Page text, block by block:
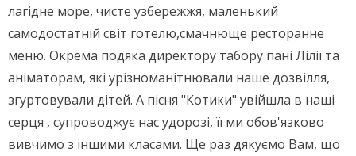
лагідне море, чисте узбережжя, маленький
самодостатній світ готелю,смачнюще ресторанне
меню. Окрема подяка директору табору пані Лілії та
аніматорам, які урізноманітнювали наше дозвілля,
згуртовували дітей. А пісня "Котики" увійшла в наші
серця , супроводжує нас удорозі, її ми обов'язково
вивчимо з іншими класами. Ще раз дякуємо Вам, що